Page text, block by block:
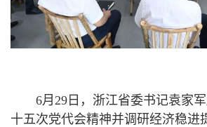
6月29日，浙江省委书记袁家
十五次党代会精神并调研经济稳进